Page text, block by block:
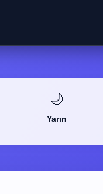
🌙
Yarın